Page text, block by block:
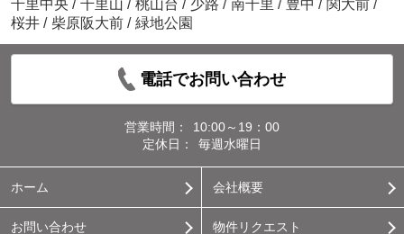
千里中央 / 千里山 / 桃山台 / 少路 / 南千里 / 豊中 / 関大前 /
桜井 / 柴原阪大前 / 緑地公園
電話でお問い合わせ
営業時間：
10:00～19：00
定休日：
毎週水曜日
ホーム 会社概要
お問い合わせ 物件リクエスト